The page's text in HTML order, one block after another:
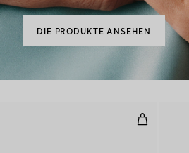
DIE PRODUKTE ANSEHEN
Ehering